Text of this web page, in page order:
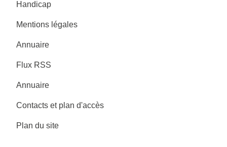
Handicap
Mentions légales
Annuaire
Flux RSS
Annuaire
Contacts et plan d'accès
Plan du site